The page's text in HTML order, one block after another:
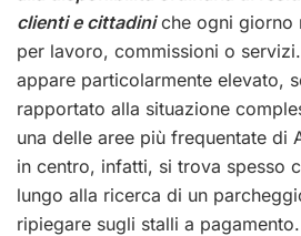
clienti e cittadiniche ogni giorno
per lavoro, commissioni o
appare particolarmente elevato,
rapportato alla situazione
una delle aree più frequentate di
in centro, infatti, si trova spesso
lungo alla ricerca di un
ripiegare sugli stalli a pagamento.